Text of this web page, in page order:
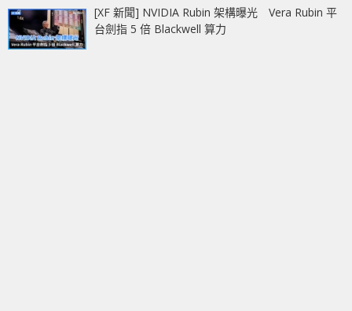
[XF 新聞] NVIDIA Rubin 架構曝光 Vera Rubin 平
台劍指 5 倍 Blackwell 算力